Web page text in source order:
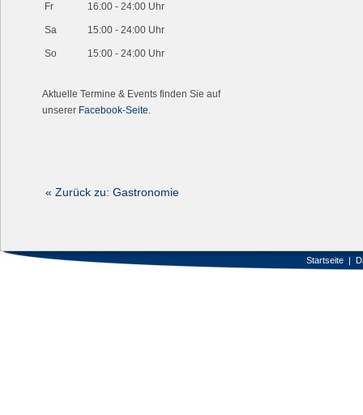
Fr 16:00 - 24:00 Uhr
Sa 15:00 - 24:00 Uhr
So 15:00 - 24:00 Uhr
Aktuelle Termine & Events finden Sie auf
unserer Facebook-Seite.
« Zurück zu: Gastronomie
Startseite|